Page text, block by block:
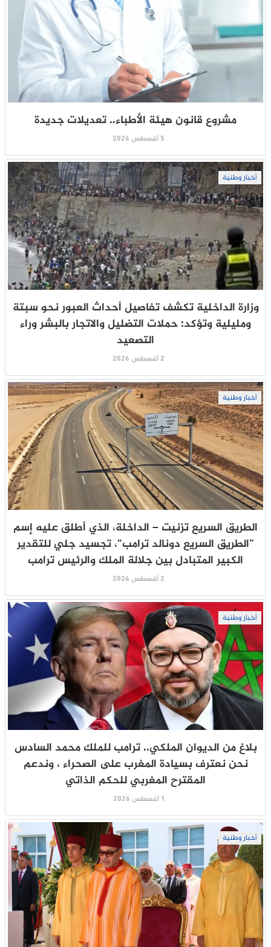
مشروع قانون هيئة الأطباء.. تعديلات جديدة
5 أغسطس 2026
أخبار وطنية
وزارة الداخلية تكشف تفاصيل أحداث العبور نحو سبتة
ومليلية وتؤكد: حملات التضليل والاتجار بالبشر وراء
التصعيد
2 أغسطس 2026
أخبار وطنية
الطريق السريع تزنيت – الداخلة، الذي أطلق عليه إسم
“الطريق السريع دونالد ترامب”، تجسيد جلي للتقدير
الكبير المتبادل بين جلالة الملك والرئيس ترامب
2 أغسطس 2026
أخبار وطنية
بلاغ من الديوان الملكي.. ترامب للملك محمد السادس
نحن نعترف بسيادة المغرب على الصحراء ، وندعم
المقترح المغربي للحكم الذاتي
1 أغسطس 2026
أخبار وطنية